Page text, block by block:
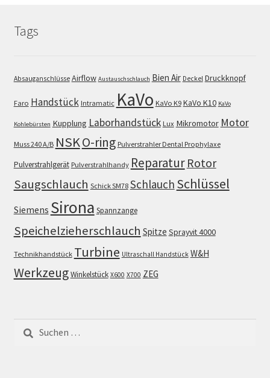
Tags
Absauganschlüsse Airflow Austauschschlauch Bien Air Deckel Druckknopf
Faro Handstück Intramatic KaVo KaVo K9 KaVo K10 KaVo
Kohlebürsten Kupplung Laborhandstück Lux Mikromotor Motor
Muss 240 A/B NSKO-ring Pulverstrahler Dental Prophylaxe
Pulverstrahlgerät Pulverstrahlhandy Reparatur Rotor
Saugschlauch Schick SM78 Schlauch Schlüssel
Siemens Sirona Spannzange
Speichelzieherschlauch Spitze Sprayvit 4000
Technikhandstück Turbine Ultraschall Handstück W&H
WerkzeugWinkelstück X600 X700 ZEG
Suchen
nach: